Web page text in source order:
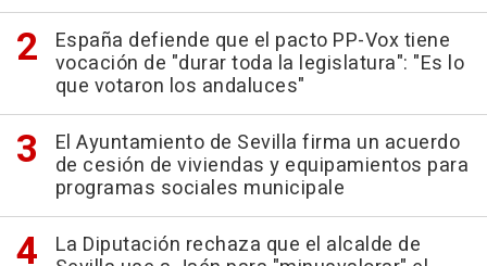
España defiende que el pacto PP-Vox tiene
vocación de "durar toda la legislatura": "Es lo
que votaron los andaluces"
El Ayuntamiento de Sevilla firma un acuerdo
de cesión de viviendas y equipamientos para
programas sociales municipale
La Diputación rechaza que el alcalde de